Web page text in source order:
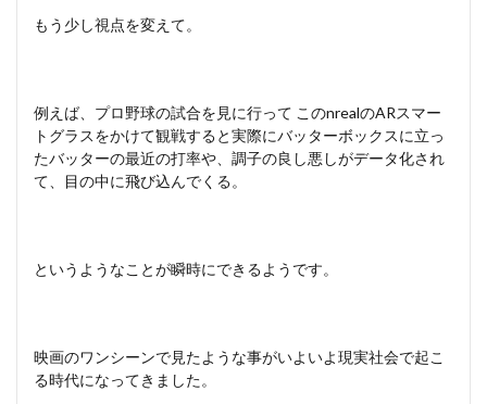
もう少し視点を変えて。
例えば、プロ野球の試合を見に行って このnrealのARスマー
トグラスをかけて観戦すると実際にバッターボックスに立っ
たバッターの最近の打率や、調子の良し悪しがデータ化され
て、目の中に飛び込んでくる。
というようなことが瞬時にできるようです。
映画のワンシーンで見たような事がいよいよ現実社会で起こ
る時代になってきました。